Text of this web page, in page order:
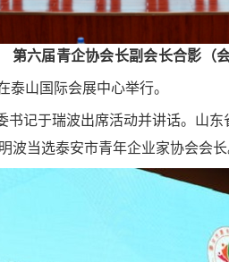
第六届青企协会长副会长合影（
山国际会展中心举行。
记于瑞波出席活动并讲话。山
波当选泰安市青年企业家协会会长